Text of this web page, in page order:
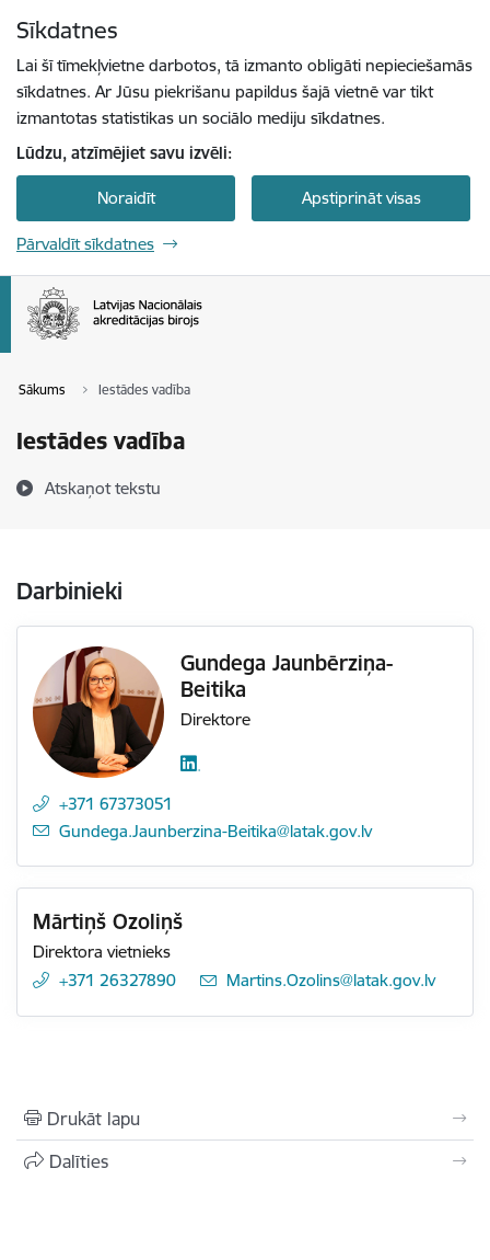
Sīkdatnes
Lai šī tīmekļvietne darbotos, tā izmanto obligāti nepieciešamās
sīkdatnes. Ar Jūsu piekrišanu papildus šajā vietnē var tikt
izmantotas statistikas un sociālo mediju sīkdatnes.
Lūdzu, atzīmējiet savu izvēli:
Noraidīt Apstiprināt visas
Pārvaldīt sīkdatnes
Sākums Iestādes vadība
Iestādes vadība
Atskaņot tekstu
Darbinieki
Gundega Jaunbērziņa-
Beitika
Direktore
+371 67373051
E-pasts:
Gundega.Jaunberzina-Beitika@latak.gov.lv
Mārtiņš Ozoliņš
Direktora vietnieks
+371 26327890
E-pasts:
Martins.Ozolins@latak.gov.lv
Drukāt lapu
Dalīties